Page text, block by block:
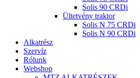
Solis 90 CRDi
Ültetvény traktor
Solis N 75 CRDi
Solis N 90 CRDi
Alkatrész
Szervíz
Rólunk
Webshop